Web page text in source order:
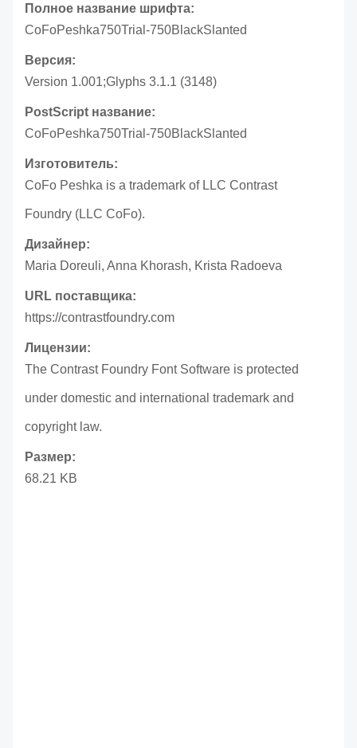
Полное название шрифта:
CoFoPeshka750Trial-750BlackSlanted
Версия:
Version 1.001;Glyphs 3.1.1 (3148)
PostScript название:
CoFoPeshka750Trial-750BlackSlanted
Изготовитель:
CoFo Peshka is a trademark of LLC Contrast
Foundry (LLC CoFo).
Дизайнер:
Maria Doreuli, Anna Khorash, Krista Radoeva
URL поставщика:
https://contrastfoundry.com
Лицензии:
The Contrast Foundry Font Software is protected
under domestic and international trademark and
copyright law.
Размер:
68.21 KB